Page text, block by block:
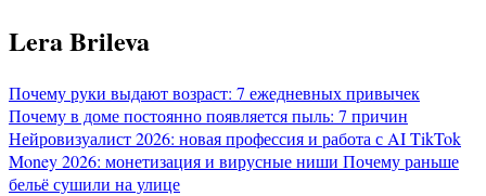
Перейти
к
Lera Brileva
Почему руки выдают возраст: 7 ежедневных привычек
Почему в доме постоянно появляется пыль: 7 причин
Нейровизуалист 2026: новая профессия и работа с AITikTok
Money 2026: монетизация и вирусные ниши Почему раньше
бельё сушили на улице